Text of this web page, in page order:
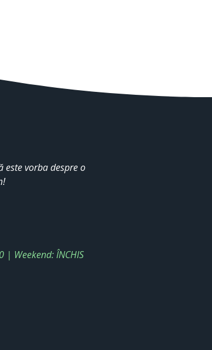
vorba despre o
| Weekend: ÎNCHIS